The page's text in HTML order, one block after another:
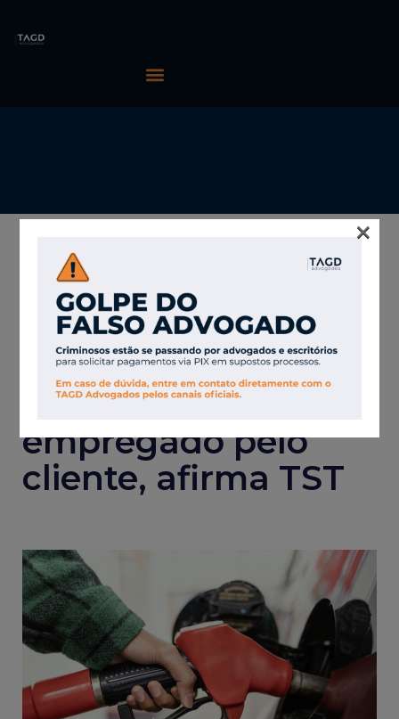
01/06/2026 TAGD Advogados
Empresa é
responsável por
atropelamento de
empregado pelo
cliente, afirma TST
×